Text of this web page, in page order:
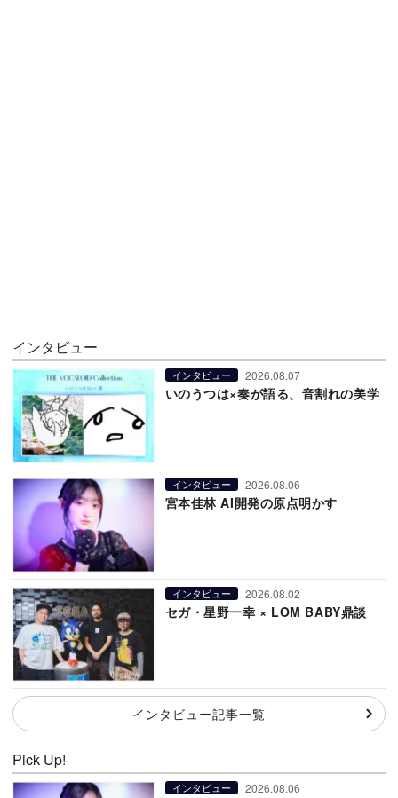
インタビュー
インタビュー 2026.08.07
いのうつは×奏が語る、音割れの美学
インタビュー 2026.08.06
宮本佳林 AI開発の原点明かす
インタビュー 2026.08.02
セガ・星野一幸 × LOM BABY鼎談
インタビュー記事一覧
Pick Up!
インタビュー 2026.08.06